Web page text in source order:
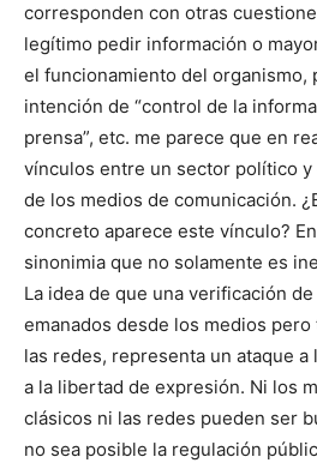
corresponden con otras
legítimo pedir información o
el funcionamiento del organismo,
intención de “control de la
prensa”, etc. me parece que en
vínculos entre un sector político
de los medios de comunicación.
concreto aparece este vínculo?
sinonimia que no solamente es
La idea de que una verificación
emanados desde los medios
las redes, representa un ataque
a la libertad de expresión. Ni los
clásicos ni las redes pueden ser
no sea posible la regulación